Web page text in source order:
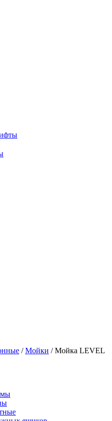
/Мойки /Мойка LEVEL